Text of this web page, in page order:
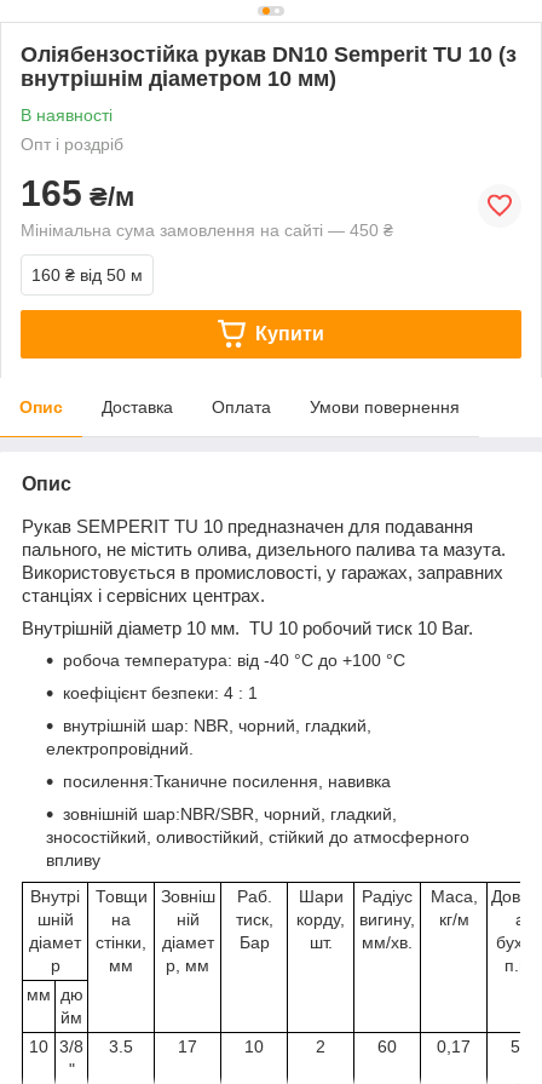
Оліябензостійка рукав DN10 Semperit TU 10 (з
внутрішнім діаметром 10 мм)
В наявності
Опт і роздріб
165 ₴/м
Мінімальна сума замовлення на сайті — 450 ₴
160 ₴ від 50 м
Купити
Опис Доставка Оплата Умови повернення
Опис
Рукав SEMPERIT TU 10 предназначен для подавання
пального, не містить олива, дизельного палива та мазута.
Використовується в промисловості, у гаражах, заправних
станціях і сервісних центрах.
Внутрішній діаметр 10 мм. TU 10 робочий тиск 10 Bar.
робоча температура: від -40 °C до +100 °C
коефіцієнт безпеки: 4 : 1
внутрішній шар: NBR, чорний, гладкий,
електропровідний.
посилення:Тканичне посилення, навивка
зовнішній шар:NBR/SBR, чорний, гладкий,
зносостійкий, оливостійкий, стійкий до атмосферного
впливу
Внутрі
шній
діамет
р
Товщи
на
стінки,
мм
Зовніш
ній
діамет
р, мм
Раб.
тиск,
Бар
Шари
корду,
шт.
Радіус
вигину,
мм/хв.
Маса,
кг/м
а
п.м.
мм
дю
йм
10 3/8
"
3.5 17 10 2 60 0,17 50